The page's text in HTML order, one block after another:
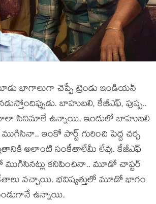
భాగాలుగా చెప్పే ట్రెండు ఇండియన్
బాహుబ‌లి, కేజీఎఫ్‌, పుష్ప‌..
సినిమాలే ఉన్నాయి. ఇందులో బాహుబ‌లి
ఇంకో పార్ట్ గురించి పెద్ద చ‌ర్చ
అలాంటి సంకేతాలేమీ లేవు. కేజీఎఫ్
క‌నిపించినా.. మూడో చాప్ట‌ర్
వ‌చ్చాయి. భ‌విష్య‌త్తులో మూడో భాగం
ఉన్నాయి.